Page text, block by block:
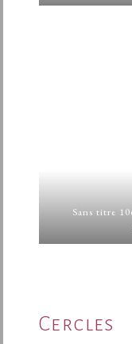
Sans titre
Cercles